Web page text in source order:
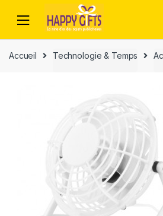
Accueil Technologie & Temps